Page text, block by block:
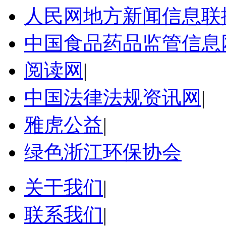
人民网地方新闻信息联
中国食品药品监管信息
阅读网 |
中国法律法规资讯网 |
雅虎公益|
绿色浙江环保协会
关于我们|
联系我们|